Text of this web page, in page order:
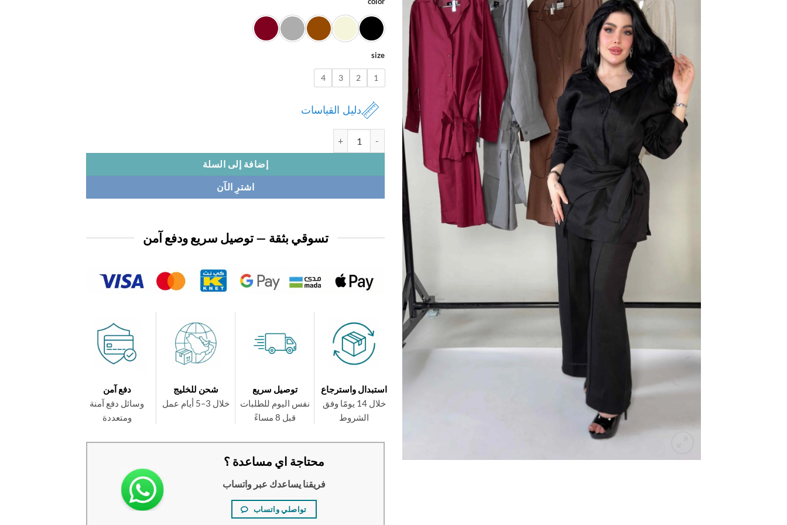
size
1
2
3
4
دليل القياسات
إضافة إلى السلة
اشترِ الآن
تسوقي بثقة — توصيل سريع ودفع آمن
استبدال واسترجاع
خلال 14 يومًا وفق
الشروط
توصيل سريع
نفس اليوم للطلبات
قبل 8 مساءً
شحن للخليج
خلال 3–5 أيام عمل
دفع آمن
وسائل دفع آمنة
ومتعددة
محتاجة اي مساعدة ؟
فريقنا يساعدك عبر واتساب
تواصلي واتساب